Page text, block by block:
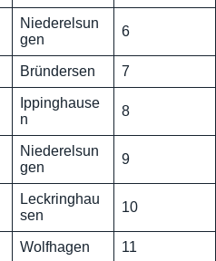
Niederelsun
gen
6
Bründersen 7
Ippinghause
n
8
Niederelsun
gen
9
Leckringhau
sen
10
Wolfhagen 11